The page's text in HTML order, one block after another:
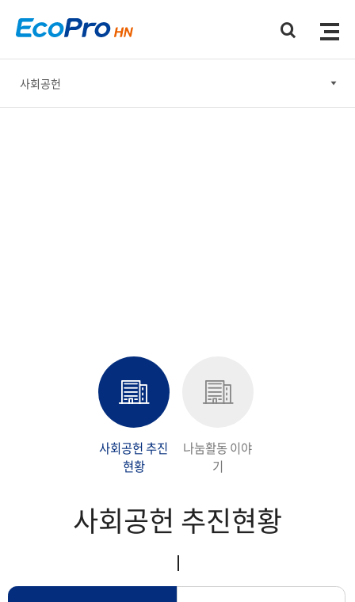
사회공헌
지속가능경영보고서
사회공헌 추진
현황
나눔활동 이야
기
사회공헌 추진현황